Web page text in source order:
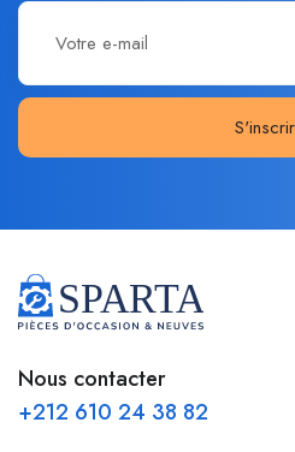
Nous contacter
+212 610 24 38 82